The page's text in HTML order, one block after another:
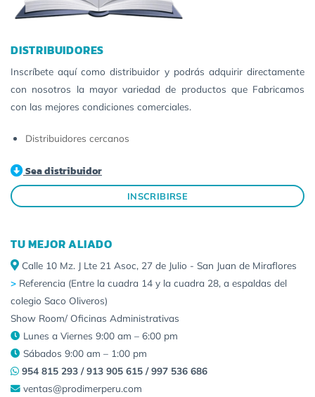
DISTRIBUIDORES
Inscríbete aquí como distribuidor y podrás adquirir directamente
con nosotros la mayor variedad de productos que Fabricamos
con las mejores condiciones comerciales.
Distribuidores cercanos
Sea distribuidor
INSCRIBIRSE
TU MEJOR ALIADO
Calle 10 Mz. J Lte 21 Asoc, 27 de Julio - San Juan de Miraflores
> Referencia (Entre la cuadra 14 y la cuadra 28, a espaldas del
colegio Saco Oliveros)
Show Room/ Oficinas Administrativas
Lunes a Viernes 9:00 am – 6:00 pm
Sábados 9:00 am – 1:00 pm
954 815 293 / 913 905 615 / 997 536 686
ventas@prodimerperu.com